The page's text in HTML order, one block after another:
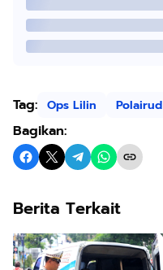
Tag: Ops Lilin Polairud
Bagikan:
Berita Terkait